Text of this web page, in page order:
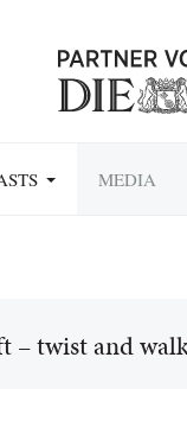
MEDIA
– twist and